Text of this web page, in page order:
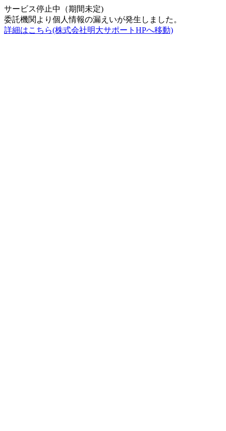
サービス停止中（期間未定)
委託機関より個人情報の漏えいが発生しました。
詳細はこちら(株式会社明大サポートHPへ移動)